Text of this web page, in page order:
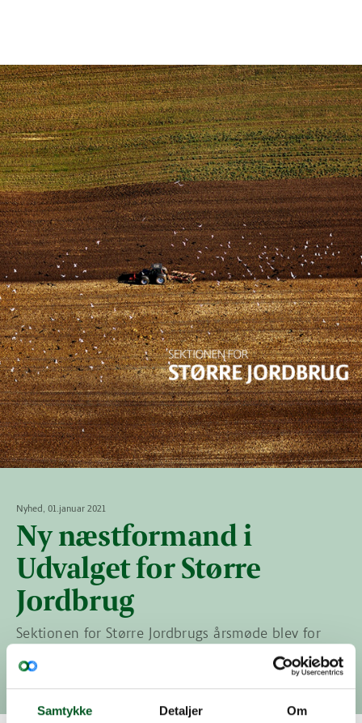
Samtykke Detaljer Om
Nyhed, 01.januar 2021
Ny næstformand i
Udvalget for Større
Jordbrug
Sektionen for Større Jordbrugs årsmøde blev for
første gang afholdt online med kommentarer og
spørgsmål fra deltagerne på chat.